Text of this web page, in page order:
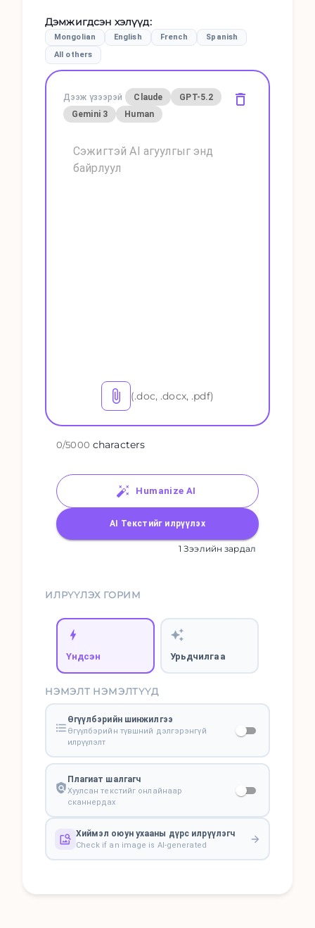
Дэмжигдсэн хэлүүд:
Mongolian English French
Spanish
All others
Дээж үзээрэй Claude
GPT-5.2
Gemini 3
Human
(.doc, .docx, .pdf)
0/5000 characters
Humanize AI
AI Текстийг илрүүлэх
1 Зээлийн зардал
ИЛРҮҮЛЭХ ГОРИМ
Үндсэн Урьдчилгаа
НЭМЭЛТ НЭМЭЛТҮҮД
Өгүүлбэрийн шинжилгээ
Өгүүлбэрийн түвшний дэлгэрэнгүй
илрүүлэлт
Плагиат шалгагч
Хуулсан текстийг онлайнаар
сканнердах
Хиймэл оюун ухааны дүрс илрүүлэгч
Check if an image is AI-generated